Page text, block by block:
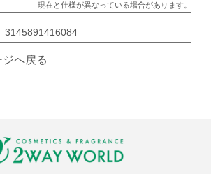
現在と仕様が異なっている場合があります。
3145891416084
へ戻る